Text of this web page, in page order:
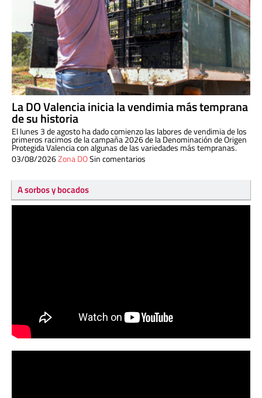
La DO Valencia inicia la vendimia más temprana
de su historia
El lunes 3 de agosto ha dado comienzo las labores de vendimia de los
primeros racimos de la campaña 2026 de la Denominación de Origen
Protegida Valencia con algunas de las variedades más tempranas.
03/08/2026Zona DOSin comentarios
A sorbos y bocados